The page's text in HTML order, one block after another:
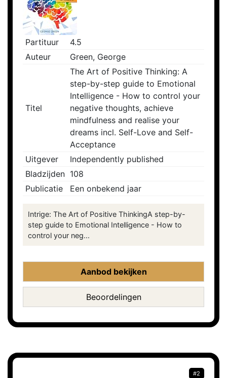
Partituur
4.5
Auteur
Green, George
Titel
The Art of Positive Thinking: A
step-by-step guide to Emotional
Intelligence - How to control your
negative thoughts, achieve
mindfulness and realise your
dreams incl. Self-Love and Self-
Acceptance
Uitgever
Independently published
Bladzijden 108
Publicatie
Een onbekend jaar
Intrige: The Art of Positive ThinkingA step-by-
step guide to Emotional Intelligence - How to
control your neg...
Aanbod bekijken
Beoordelingen
#2